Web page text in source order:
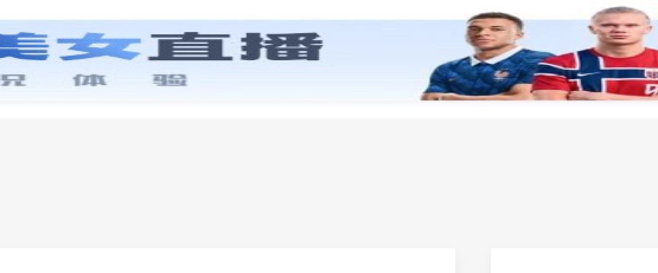
零基础学英语 小学英语 初中英语 高中英语 英语课程